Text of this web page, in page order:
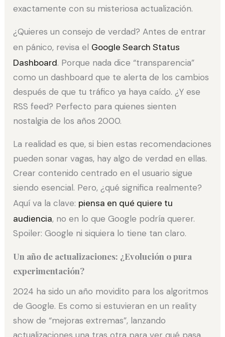
exactamente con su misteriosa actualización.
¿Quieres un consejo de verdad? Antes de entrar
en pánico, revisa el Google Search Status
Dashboard. Porque nada dice “transparencia”
como un dashboard que te alerta de los cambios
después de que tu tráfico ya haya caído. ¿Y ese
RSS feed? Perfecto para quienes sienten
nostalgia de los años 2000.
La realidad es que, si bien estas recomendaciones
pueden sonar vagas, hay algo de verdad en ellas.
Crear contenido centrado en el usuario sigue
siendo esencial. Pero, ¿qué significa realmente?
Aquí va la clave: piensa en qué quiere tu
audiencia, no en lo que Google podría querer.
Spoiler: Google ni siquiera lo tiene tan claro.
Un año de actualizaciones: ¿Evolución o pura
experimentación?
2024 ha sido un año movidito para los algoritmos
de Google. Es como si estuvieran en un reality
show de “mejoras extremas”, lanzando